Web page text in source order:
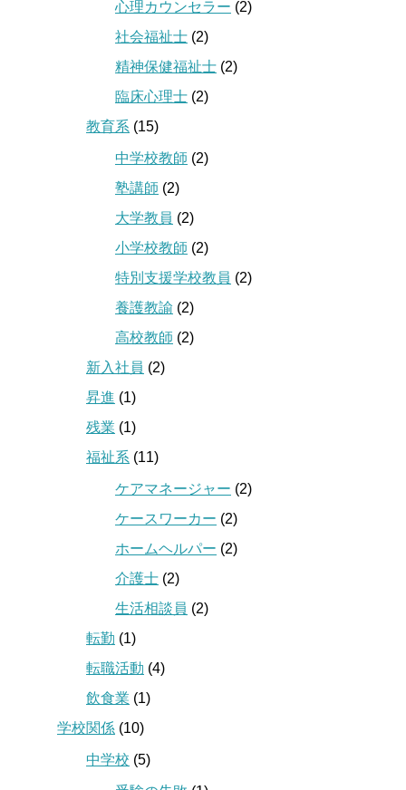
心理カウンセラー (2)
社会福祉士 (2)
精神保健福祉士 (2)
臨床心理士 (2)
教育系 (15)
中学校教師 (2)
塾講師 (2)
大学教員 (2)
小学校教師 (2)
特別支援学校教員 (2)
養護教諭 (2)
高校教師 (2)
新入社員 (2)
昇進 (1)
残業 (1)
福祉系 (11)
ケアマネージャー (2)
ケースワーカー (2)
ホームヘルパー (2)
介護士 (2)
生活相談員 (2)
転勤 (1)
転職活動 (4)
飲食業 (1)
学校関係 (10)
中学校 (5)